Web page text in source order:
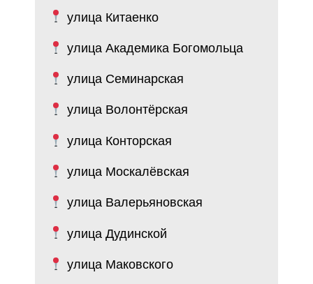
улица Китаенко
улица Академика Богомольца
улица Семинарская
улица Волонтёрская
улица Конторская
улица Москалёвская
улица Валерьяновская
улица Дудинской
улица Маковского